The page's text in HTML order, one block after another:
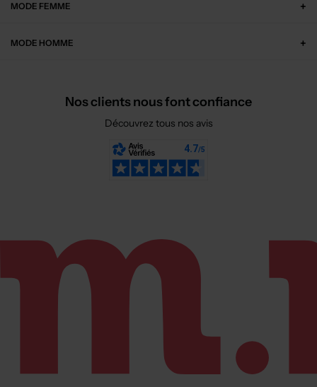
MODE FEMME
MODE HOMME
Nos clients nous font confiance
Découvrez tous nos avis